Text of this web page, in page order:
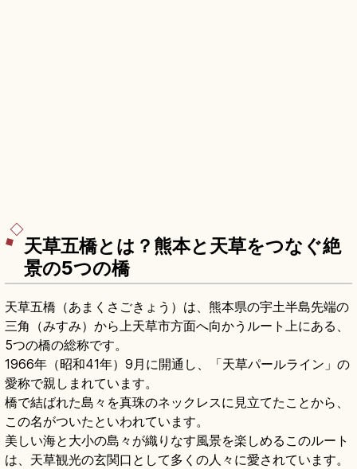
天草五橋とは？熊本と天草をつなぐ絶
景の5つの橋
天草五橋（あまくさごきょう）は、熊本県の宇土半島先端の
三角（みすみ）から上天草市方面へ向かうルート上にある、
5つの橋の総称です。
1966年（昭和41年）9月に開通し、「天草パールライン」の
愛称で親しまれています。
橋で結ばれた島々を真珠のネックレスに見立てたことから、
この名がついたといわれています。
美しい海と大小の島々が織りなす風景を楽しめるこのルート
は、天草観光の玄関口として多くの人々に愛されています。